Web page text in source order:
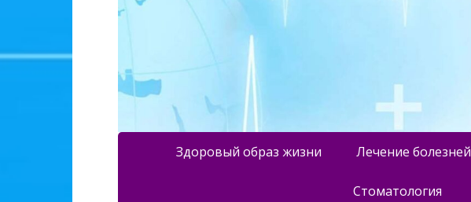
Здоровый образ жизни Лечение болезней
Стоматология